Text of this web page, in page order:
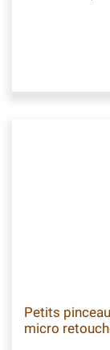
Petits
micro